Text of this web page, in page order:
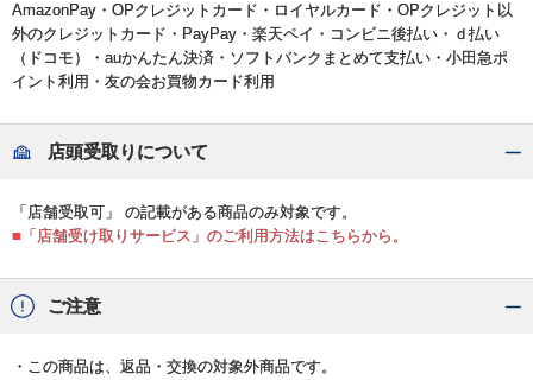
AmazonPay・OPクレジットカード・ロイヤルカード・OPクレジット以
外のクレジットカード・PayPay・楽天ペイ・コンビニ後払い・ｄ払い
（ドコモ）・auかんたん決済・ソフトバンクまとめて支払い・小田急ポ
イント利用・友の会お買物カード利用
店頭受取りについて
「店舗受取可」 の記載がある商品のみ対象です。
■「店舗受け取りサービス」のご利用方法はこちらから。
ご注意
・この商品は、返品・交換の対象外商品です。